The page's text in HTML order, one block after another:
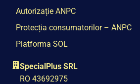
Autorizație ANPC
Protecția consumatorilor – ANPC
Platforma SOL
SpecialPlus SRL
RO 43692975